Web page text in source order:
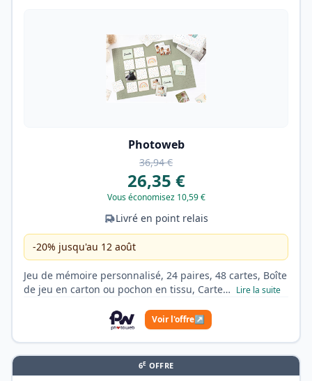
Photoweb
36,94 €
26,35 €
Vous économisez 10,59 €
Livré en point relais
-20% jusqu'au 12 août
Jeu de mémoire personnalisé, 24 paires, 48 cartes, Boîte
de jeu en carton ou pochon en tissu, Carte… Lire la suite
Voir l'offre↗
6E OFFRE